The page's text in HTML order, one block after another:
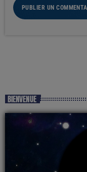
BIENVENUE